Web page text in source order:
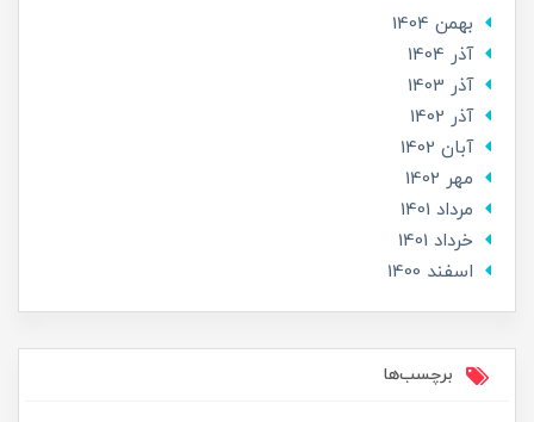
بهمن 1404
آذر 1404
آذر 1403
آذر 1402
آبان 1402
مهر 1402
مرداد 1401
خرداد 1401
اسفند 1400
برچسب‌ها